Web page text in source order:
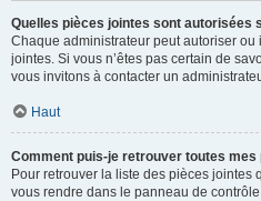
Quelles pièces jointes sont autorisées
Chaque administrateur peut autoriser
jointes. Si vous n’êtes pas certain de
vous invitons à contacter un
Haut
Comment puis-je retrouver toutes mes
Pour retrouver la liste des pièces jointes
vous rendre dans le panneau de